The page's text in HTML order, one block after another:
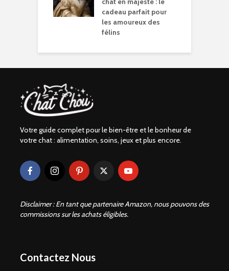
cadeau parfait pour
les amoureux des
félins
Votre guide complet pour le bien-être et le bonheur de
votre chat : alimentation, soins, jeux et plus encore.
Disclaimer : En tant que partenaire Amazon, nous pouvons des
commissions sur les achats éligibles.
Contactez Nous